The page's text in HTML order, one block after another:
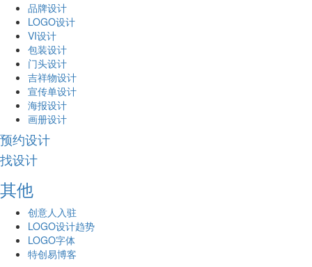
品牌设计
LOGO设计
VI设计
包装设计
门头设计
吉祥物设计
宣传单设计
海报设计
画册设计
预约设计
找设计
其他
创意人入驻
LOGO设计趋势
LOGO字体
特创易博客